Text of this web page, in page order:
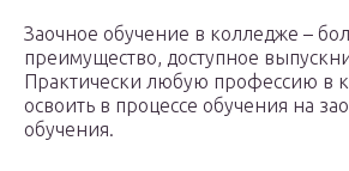
Заочное обучение в колледже –
преимущество, доступное
Практически любую профессию в
освоить в процессе обучения на
обучения.